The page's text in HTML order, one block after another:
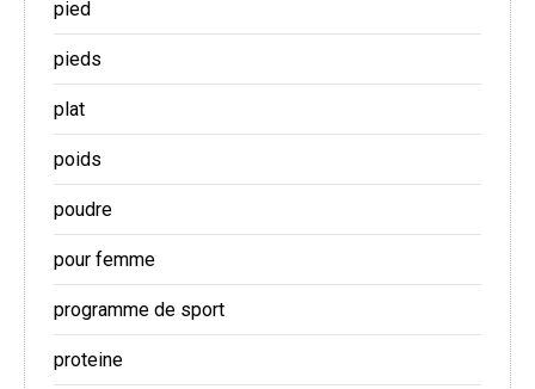
pied
pieds
plat
poids
poudre
pour femme
programme de sport
proteine